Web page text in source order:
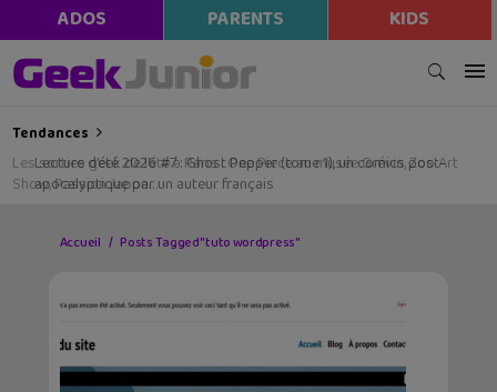
ADOS PARENTS KIDS
Tendances
Les sorties geek de l’été à Paris : One Piece au musée Grévin, Zoo Art
Show, Passion Japon…
Accueil Posts Tagged "tuto wordpress"